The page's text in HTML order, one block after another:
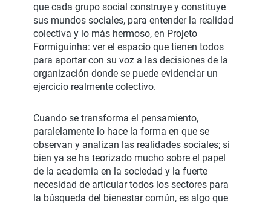
que cada grupo social construye y constituye
sus mundos sociales, para entender la realidad
colectiva y lo más hermoso, en Projeto
Formiguinha: ver el espacio que tienen todos
para aportar con su voz a las decisiones de la
organización donde se puede evidenciar un
ejercicio realmente colectivo.
Cuando se transforma el pensamiento,
paralelamente lo hace la forma en que se
observan y analizan las realidades sociales; si
bien ya se ha teorizado mucho sobre el papel
de la academia en la sociedad y la fuerte
necesidad de articular todos los sectores para
la búsqueda del bienestar común, es algo que